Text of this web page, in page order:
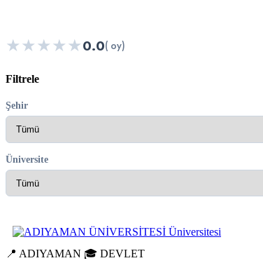
★★★★★0.0( oy)
Filtrele
Şehir
Üniversite
📍 ADIYAMAN 🎓 DEVLET